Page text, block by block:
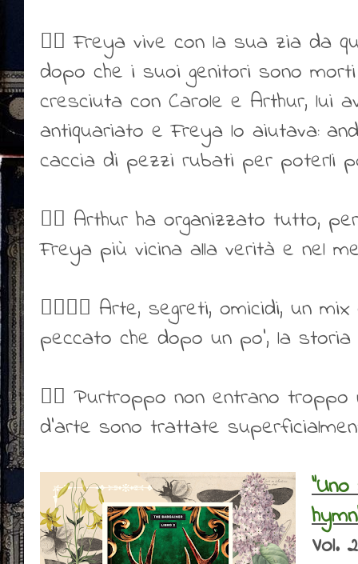
👍🏻 Freya vive con la sua zia da
dopo che i suoi genitori sono
cresciuta con Carole e Arthur, lui
antiquariato e Freya lo aiutava:
caccia di pezzi rubati per poterli
👍🏻 Arthur ha organizzato tutto,
Freya più vicina alla verità e nel
👍🏻👎🏻 Arte, segreti, omicidi, un
peccato che dopo un po’, la
👎🏻 Purtroppo non entrano
d’arte sono trattate
Vol.